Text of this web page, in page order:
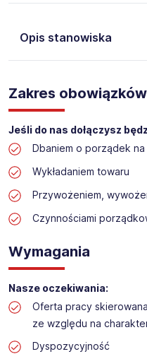
Opis stanowiska
Pośrednictwa Pracy i
Profit jest obecnie jedną z
polskich agencji
działalności daliśmy pracę
w całym kraju. Skutecznie
największych firm, jak
przedsiębiorstw w Polsce.
stanowisko:
Lokalizacja: Olsztyn
Zakres obowiązków
Jeśli do nas dołączysz
Dbaniem o porządek
Wykładaniem towaru
Przywożeniem,
Czynnościami
Wymagania
Nasze oczekiwania:
Oferta pracy
ze względu na
Dyspozycyjność